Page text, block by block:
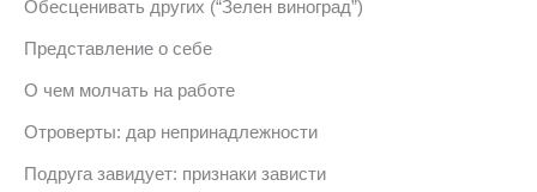
Обесценивать других (“Зелен виноград”)
Представление о себе
О чем молчать на работе
Отроверты: дар непринадлежности
Подруга завидует: признаки зависти